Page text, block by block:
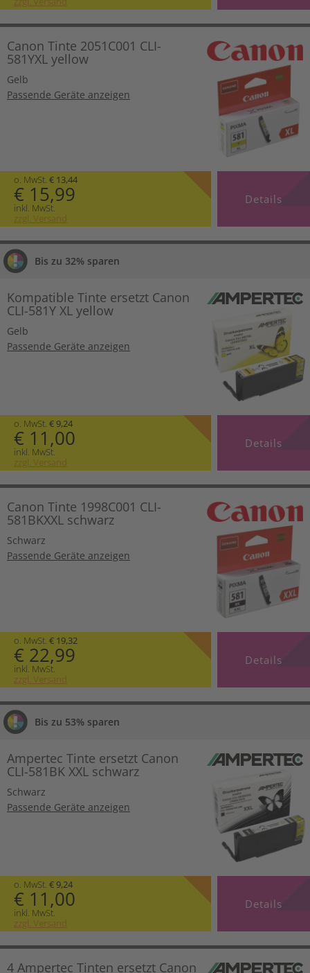
Canon Tinte 2051C001 CLI-
581YXL yellow
Gelb
Passende Geräte anzeigen
o. MwSt. € 13,44
€ 15,99
inkl. MwSt.
zzgl. Versand
Details
Bis zu 32% sparen
Kompatible Tinte ersetzt Canon
CLI-581Y XL yellow
Gelb
Passende Geräte anzeigen
o. MwSt. € 9,24
€ 11,00
inkl. MwSt.
zzgl. Versand
Details
Canon Tinte 1998C001 CLI-
581BKXXL schwarz
Schwarz
Passende Geräte anzeigen
o. MwSt. € 19,32
€ 22,99
inkl. MwSt.
zzgl. Versand
Details
Bis zu 53% sparen
Ampertec Tinte ersetzt Canon
CLI-581BK XXL schwarz
Schwarz
Passende Geräte anzeigen
o. MwSt. € 9,24
€ 11,00
inkl. MwSt.
zzgl. Versand
Details
4 Ampertec Tinten ersetzt Canon